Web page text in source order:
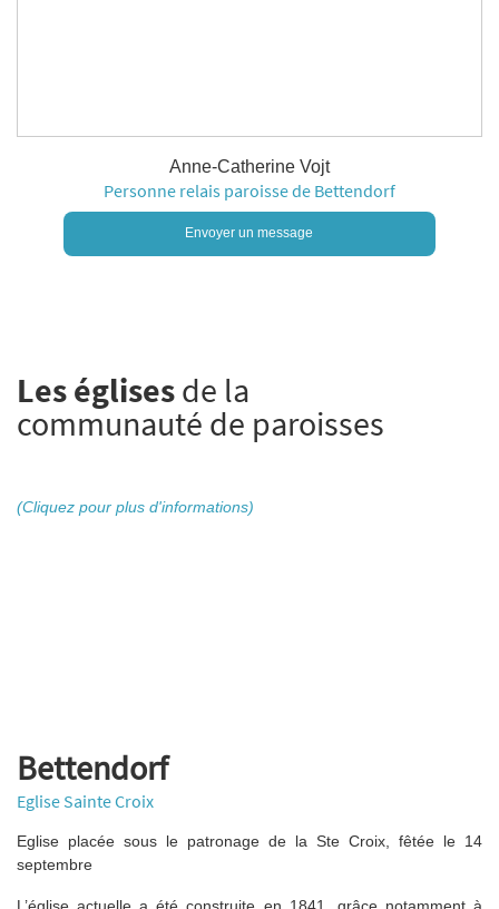
Anne-Catherine Vojt
Personne relais paroisse de Bettendorf
Envoyer un message
Les églisesde la
communauté de paroisses
(Cliquez pour plus d'informations)
Bettendorf
Eglise Sainte Croix
Eglise placée sous le patronage de la Ste Croix, fêtée le 14
septembre